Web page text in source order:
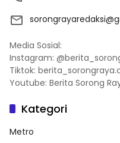
Media Sosial:
Instagram:
Tiktok:
Youtube: Berita Sorong
Kategori
Metro